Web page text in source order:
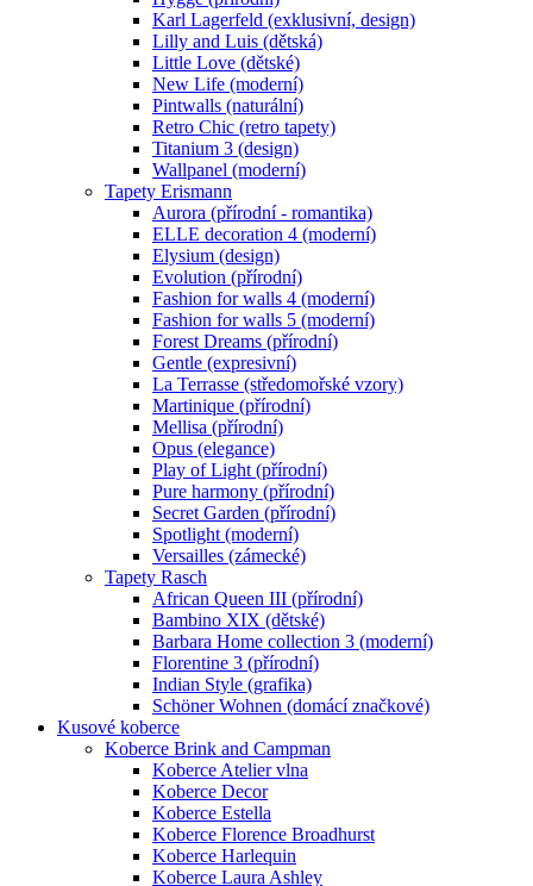
Karl Lagerfeld (exklusivní, design)
Lilly and Luis (dětská)
Little Love (dětské)
New Life (moderní)
Pintwalls (naturální)
Retro Chic (retro tapety)
Titanium 3 (design)
Wallpanel (moderní)
Tapety Erismann
Aurora (přírodní - romantika)
ELLE decoration 4 (moderní)
Elysium (design)
Evolution (přírodní)
Fashion for walls 4 (moderní)
Fashion for walls 5 (moderní)
Forest Dreams (přírodní)
Gentle (expresivní)
La Terrasse (středomořské vzory)
Martinique (přírodní)
Mellisa (přírodní)
Opus (elegance)
Play of Light (přírodní)
Pure harmony (přírodní)
Secret Garden (přírodní)
Spotlight (moderní)
Versailles (zámecké)
Tapety Rasch
African Queen III (přírodní)
Bambino XIX (dětské)
Barbara Home collection 3 (moderní)
Florentine 3 (přírodní)
Indian Style (grafika)
Schöner Wohnen (domácí značkové)
Kusové koberce
Koberce Brink and Campman
Koberce Atelier vlna
Koberce Decor
Koberce Estella
Koberce Florence Broadhurst
Koberce Harlequin
Koberce Laura Ashley